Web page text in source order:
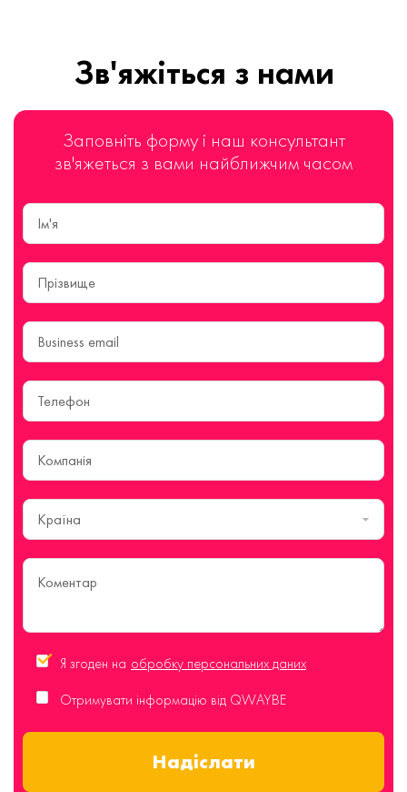
Зв'яжіться з нами
Заповніть форму і наш консультант
зв'яжеться з вами найближчим часом
Країна
Я згоден на обробку персональних даних
Отримувати інформацію від QWAYBE
Надіслати